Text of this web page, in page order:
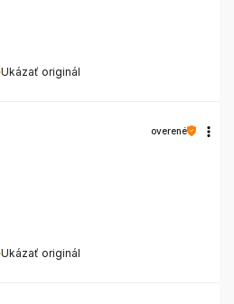
Ukázať originál
Ukázať originál
overené